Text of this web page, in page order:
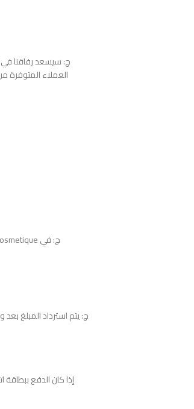
ج: سيسعد رفاقنا
ج: في alfariscosmetique نعمل بكل جهد لإرضاؤكم، قد تستغرق مدة عملية الاسترجاع 10 أيام عمل.
ج: يتم استرداد المبلغ بعد
إذا كان الدفع